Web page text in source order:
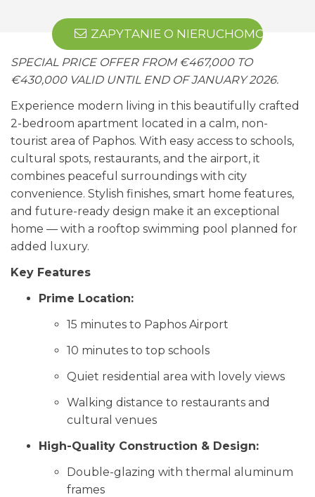
ZAPYTANIE O NIERUCHOMOŚĆ
SPECIAL PRICE OFFER FROM €467,000 TO
€430,000 VALID UNTIL END OF JANUARY 2026.
Experience modern living in this beautifully crafted
2-bedroom apartment located in a calm, non-
tourist area of Paphos. With easy access to schools,
cultural spots, restaurants, and the airport, it
combines peaceful surroundings with city
convenience. Stylish finishes, smart home features,
and future-ready design make it an exceptional
home — with a rooftop swimming pool planned for
added luxury.
Key Features
Prime Location:
15 minutes to Paphos Airport
10 minutes to top schools
Quiet residential area with lovely views
Walking distance to restaurants and
cultural venues
High-Quality Construction & Design:
Double-glazing with thermal aluminum
frames